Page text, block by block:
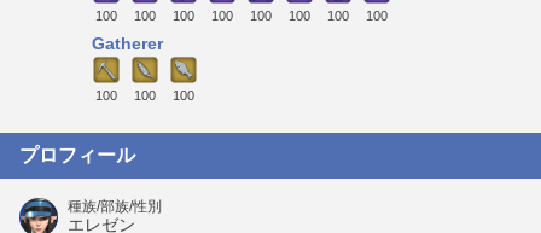
100 100 100 100 100 100 100 100
Gatherer
100 100 100
プロフィール
種族/部族/性別
エレゼン